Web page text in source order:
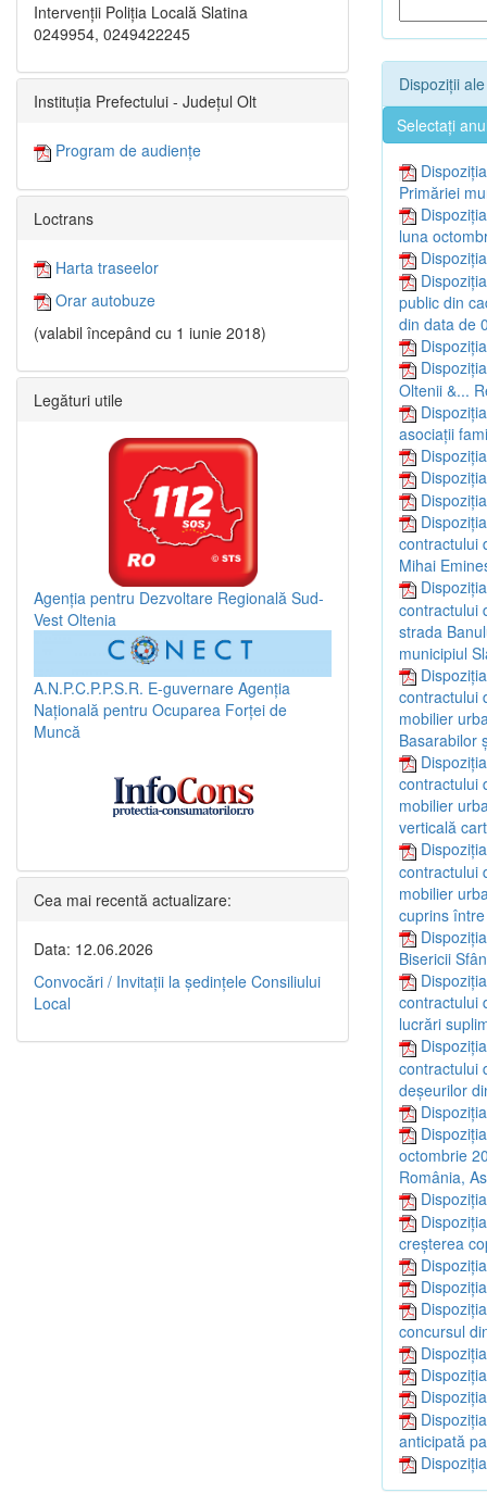
Dispoziții
Selectați anul
Primăriei
luna
public din
din data de
Oltenii &...
asociaţii
contractului
Mihai
contractului
strada
municipiul
contractului
mobilier
Basarabilor
contractului
mobilier
verticală
contractului
mobilier
cuprins
Bisericii
contractului
lucrări
contractului
deşeurilor
octombrie
România,
creşterea
concursul
anticipată
Intervenții Poliția Locală Slatina
0249954, 0249422245
Instituția Prefectului - Județul Olt
Program de audiențe
Loctrans
Harta traseelor
Orar autobuze
(valabil începând cu 1 iunie 2018)
Legături utile
Agenția pentru Dezvoltare Regională Sud-
Vest Oltenia
A.N.P.C.P.P.S.R. E-guvernare Agenția
Națională pentru Ocuparea Forței de
Muncă
Cea mai recentă actualizare:
Data: 12.06.2026
Convocări / Invitaţii la şedinţele Consiliului
Local